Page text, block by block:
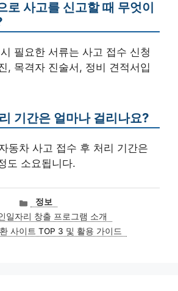
로 사고를 신고할 때 무엇이
필요한 서류는 사고 접수 신청
, 목격자 진술서, 정비 견적서입
기간은 얼마나 걸리나요?
동차 사고 접수 후 처리 기간은
도 소요됩니다.
카
테
고
리
정보
일자리 창출 프로그램 소개
사이트 TOP 3 및 활용 가이드